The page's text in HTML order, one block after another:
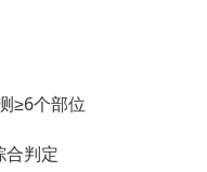
≥6个部位
合判定